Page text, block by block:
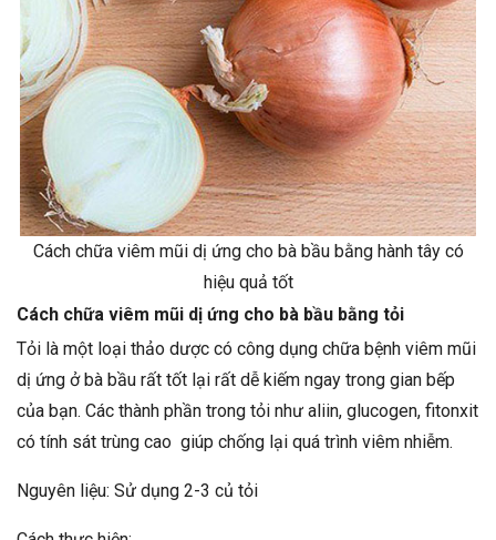
Cách chữa viêm mũi dị ứng cho bà bầu bằng hành tây có
hiệu quả tốt
Cách chữa viêm mũi dị ứng cho bà bầu bằng tỏi
Tỏi là một loại thảo dược có công dụng chữa bệnh viêm mũi
dị ứng ở bà bầu rất tốt lại rất dễ kiếm ngay trong gian bếp
của bạn. Các thành phần trong tỏi như aliin, glucogen, fitonxit
có tính sát trùng cao giúp chống lại quá trình viêm nhiễm.
Nguyên liệu: Sử dụng 2-3 củ tỏi